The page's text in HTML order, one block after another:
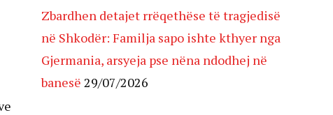
Zbardhen detajet rrëqethëse të tragjedisë
në Shkodër: Familja sapo ishte kthyer nga
Gjermania, arsyeja pse nëna ndodhej në
banesë 29/07/2026